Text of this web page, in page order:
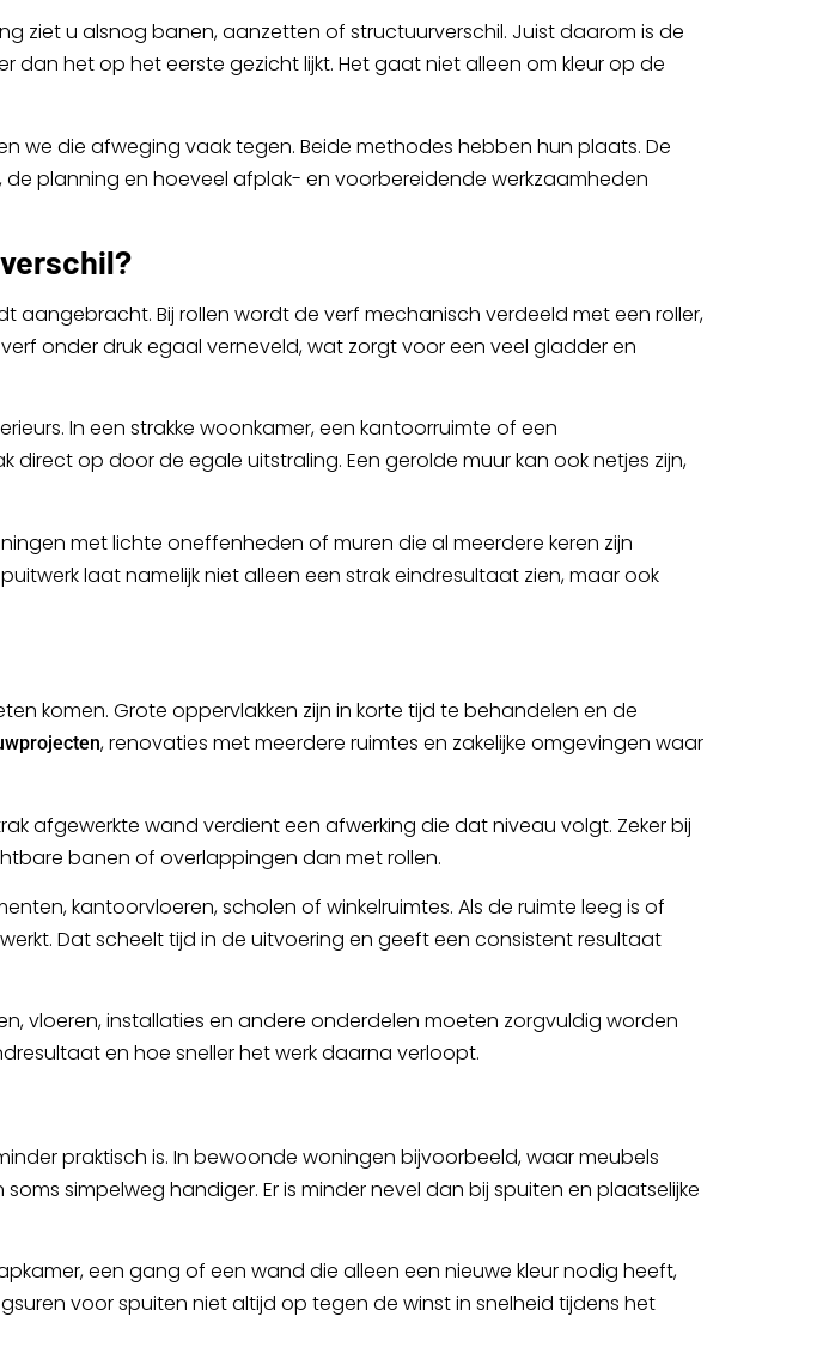
ziet u alsnog banen, aanzetten of structuurverschil. Juist daarom is de
het op het eerste gezicht lijkt. Het gaat niet alleen om kleur op de
we die afweging vaak tegen. Beide methodes hebben hun plaats. De
planning en hoeveel afplak- en voorbereidende werkzaamheden
Bij rollen wordt de verf mechanisch verdeeld met een roller,
onder druk egaal verneveld, wat zorgt voor een veel gladder en
In een strakke woonkamer, een kantoorruimte of een
op door de egale uitstraling. Een gerolde muur kan ook netjes zijn,
met lichte oneffenheden of muren die al meerdere keren zijn
laat namelijk niet alleen een strak eindresultaat zien, maar ook
komen. Grote oppervlakken zijn in korte tijd te behandelen en de
, renovaties met meerdere ruimtes en zakelijke omgevingen waar
afgewerkte wand verdient een afwerking die dat niveau volgt. Zeker bij
banen of overlappingen dan met rollen.
kantoorvloeren, scholen of winkelruimtes. Als de ruimte leeg is of
Dat scheelt tijd in de uitvoering en geeft een consistent resultaat
vloeren, installaties en andere onderdelen moeten zorgvuldig worden
en hoe sneller het werk daarna verloopt.
praktisch is. In bewoonde woningen bijvoorbeeld, waar meubels
simpelweg handiger. Er is minder nevel dan bij spuiten en plaatselijke
een gang of een wand die alleen een nieuwe kleur nodig heeft,
voor spuiten niet altijd op tegen de winst in snelheid tijdens het